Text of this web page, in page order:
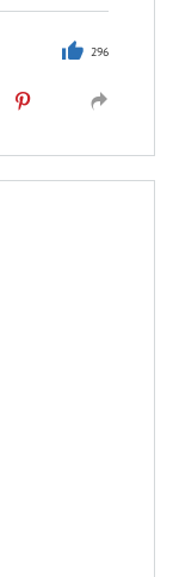
296